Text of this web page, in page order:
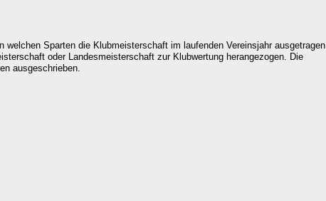
Sparten die Klubmeisterschaft im laufenden Vereinsjahr ausgetragen
oder Landesmeisterschaft zur Klubwertung herangezogen. Die
ausgeschrieben.